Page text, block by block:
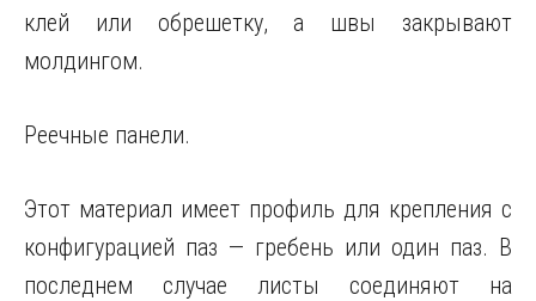
клей или обрешетку, а швы закрывают
молдингом.
Реечные панели.
Этот материал имеет профиль для крепления с
конфигурацией паз — гребень или один паз. В
последнем случае листы соединяют на